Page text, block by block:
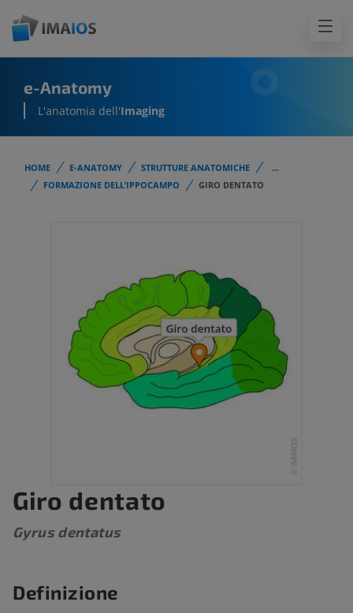
e-Anatomy
L'anatomia dell'Imaging
HOME E-ANATOMY STRUTTURE ANATOMICHE
...
FORMAZIONE DELL’IPPOCAMPO
GIRO DENTATO
Giro dentato
Gyrus dentatus
Definizione